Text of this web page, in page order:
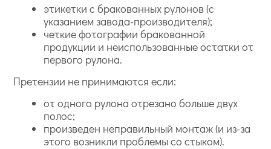
этикетки с бракованных рулонов (с
указанием завода-производителя);
четкие фотографии бракованной
продукции и неиспользованные остатки от
первого рулона.
Претензии не принимаются если:
от одного рулона отрезано больше двух
полос;
произведен неправильный монтаж (и из-за
этого возникли проблемы со стыком).